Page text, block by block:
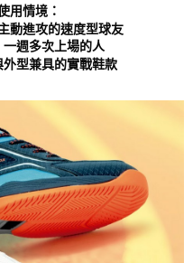
網址：
或監護人之同意方可使用
引起之損失，本公司不負相關責
足之情形，本公司將視審查結果
註冊。若發現惡意使用之情形，
使用額度並採取法律行動。
用情境：
動進攻的速度型球友
週多次上場的人
型兼具的實戰鞋款